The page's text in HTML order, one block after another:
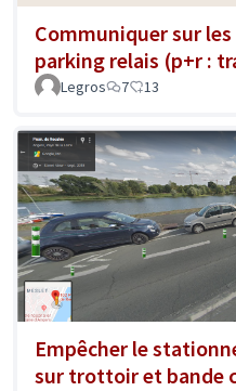
Communiquer sur
parking relais (p+r :
Legros 7 13
Empêcher le
sur trottoir et bande